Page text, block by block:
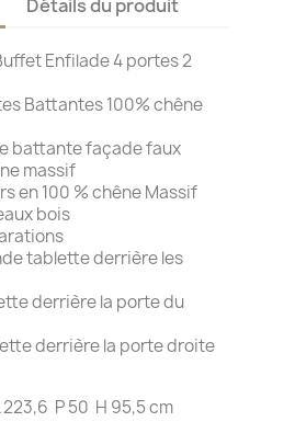
Détails du produit
Enfilade 4 portes 2
100% chêne
façade faux
massif
% chêne Massif
bois
derrière les
la porte du
la porte droite
223,6 P 50 H 95,5 cm